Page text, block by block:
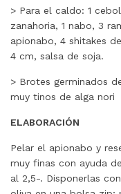
> Para el caldo: 1
zanahoria, 1 nabo, 3
apionabo, 4 shitakes
4 cm, salsa de soja.
> Brotes germinados
muy tinos de alga nori
ELABORACIÓN
Pelar el apionabo y
muy finas con ayuda
al 2,5-. Disponerlas